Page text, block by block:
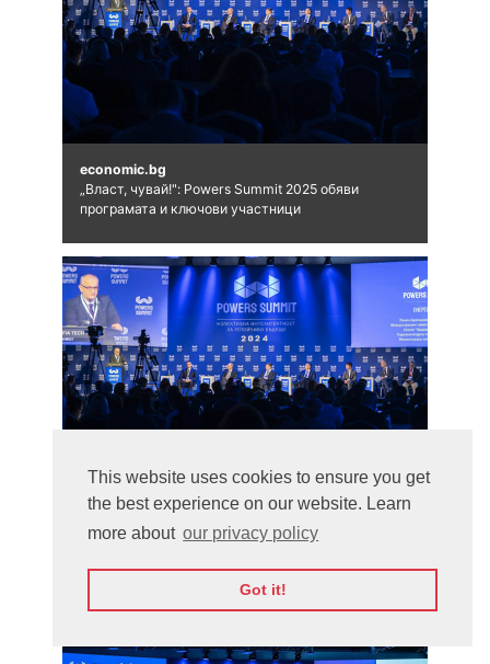
This website uses cookies to ensure you get
the best experience on our website. Learn
more about our privacy policy
Got it!
economic.bg
„Власт, чувай!": Powers Summit 2025 обяви
програмата и ключови участници
Powers Summit 2025 „Власт, чувай!" обяви